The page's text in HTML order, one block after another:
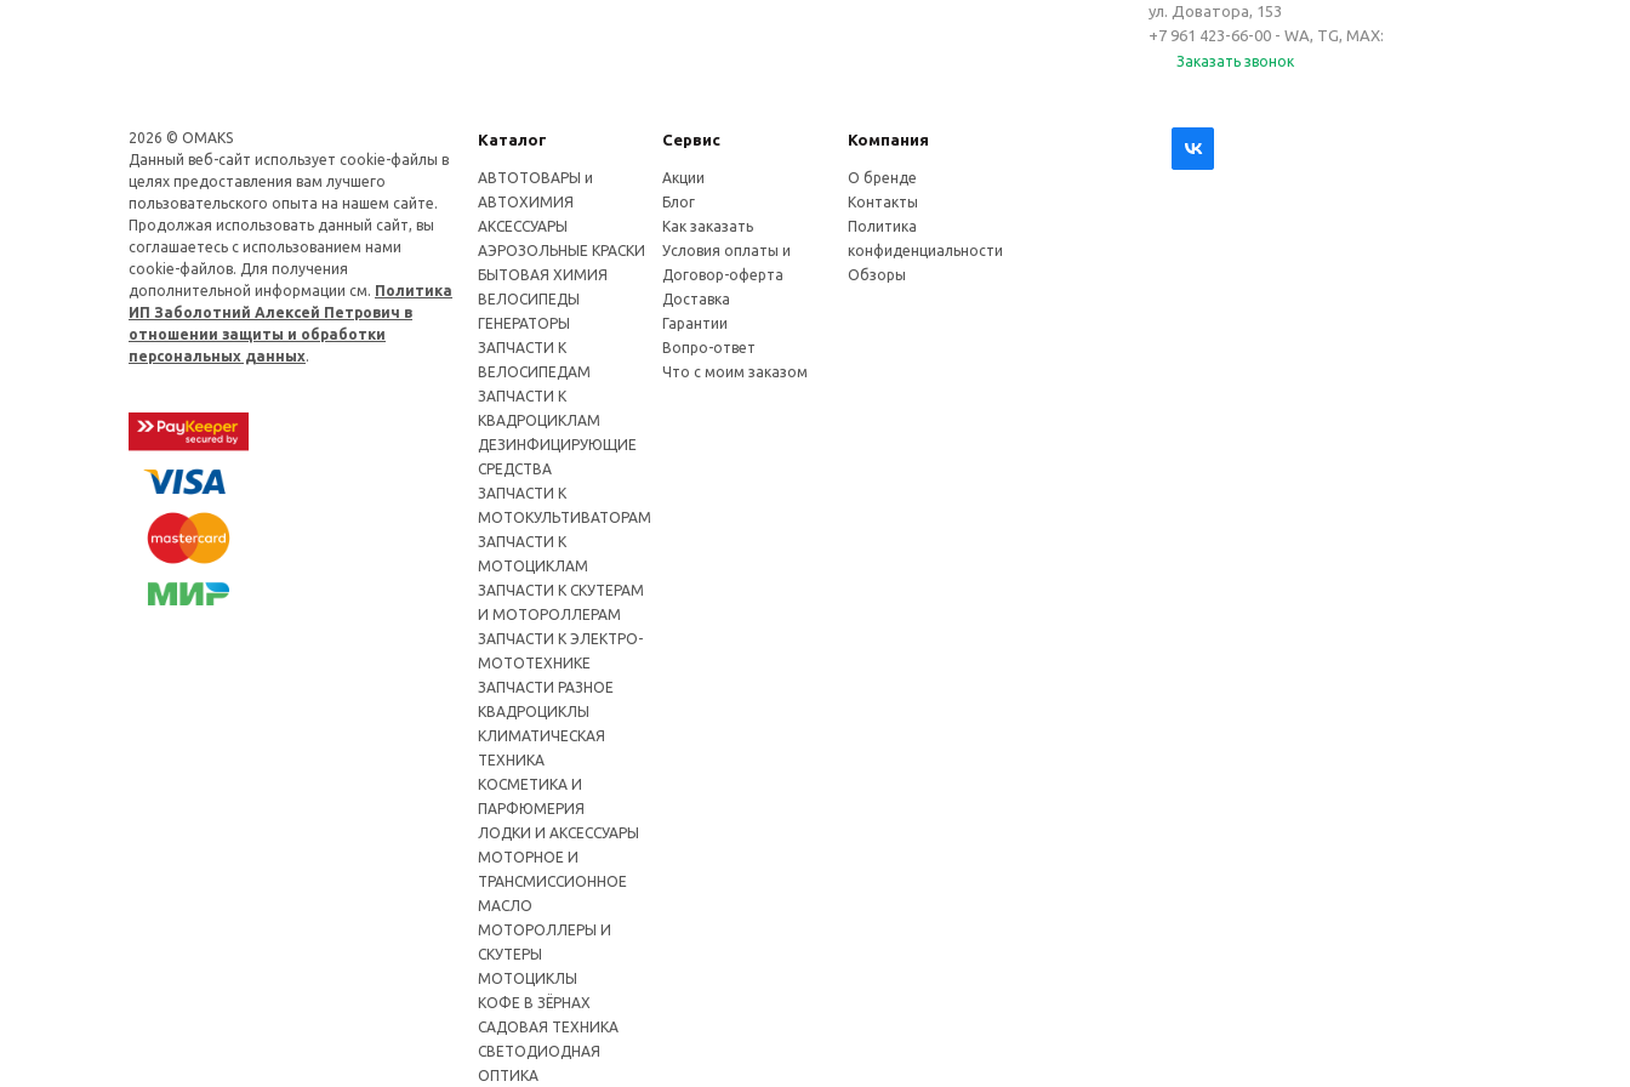
ул. Доватора, 153
+7 961 423-66-00 - WA, TG, MAX:
Заказать звонок
2026 © OMAKS
Данный веб-сайт использует cookie-файлы в
целях предоставления вам лучшего
пользовательского опыта на нашем сайте.
Продолжая использовать данный сайт, вы
соглашаетесь с использованием нами
cookie-файлов. Для получения
дополнительной информации см. Политика
ИП Заболотний Алексей Петрович в
отношении защиты и обработки
персональных данных.
Каталог Сервис Компания
АВТОТОВАРЫ и
АВТОХИМИЯ
АКСЕССУАРЫ
АЭРОЗОЛЬНЫЕ КРАСКИ
БЫТОВАЯ ХИМИЯ
ВЕЛОСИПЕДЫ
ГЕНЕРАТОРЫ
ЗАПЧАСТИ К
ВЕЛОСИПЕДАМ
ЗАПЧАСТИ К
КВАДРОЦИКЛАМ
ДЕЗИНФИЦИРУЮЩИЕ
СРЕДСТВА
ЗАПЧАСТИ К
МОТОКУЛЬТИВАТОРАМ
ЗАПЧАСТИ К
МОТОЦИКЛАМ
ЗАПЧАСТИ К СКУТЕРАМ
И МОТОРОЛЛЕРАМ
ЗАПЧАСТИ К ЭЛЕКТРО-
МОТОТЕХНИКЕ
ЗАПЧАСТИ РАЗНОЕ
КВАДРОЦИКЛЫ
КЛИМАТИЧЕСКАЯ
ТЕХНИКА
КОСМЕТИКА И
ПАРФЮМЕРИЯ
ЛОДКИ И АКСЕССУАРЫ
МОТОРНОЕ И
ТРАНСМИССИОННОЕ
МАСЛО
МОТОРОЛЛЕРЫ И
СКУТЕРЫ
МОТОЦИКЛЫ
КОФЕ В ЗЁРНАХ
САДОВАЯ ТЕХНИКА
СВЕТОДИОДНАЯ
ОПТИКА
Акции
Блог
Как заказать
Условия оплаты и
Договор-оферта
Доставка
Гарантии
Вопро-ответ
Что с моим заказом
О бренде
Контакты
Политика
конфиденциальности
Обзоры